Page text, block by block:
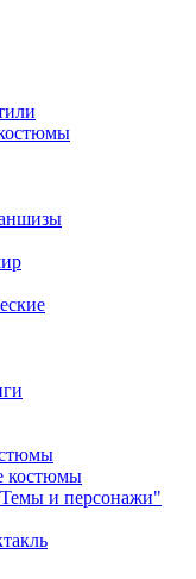
костюмы
и персонажи"